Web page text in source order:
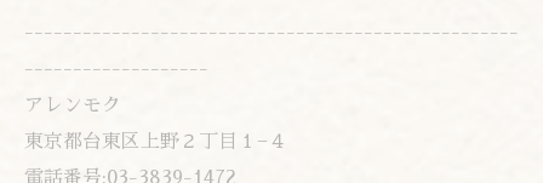
---------------------------------------------------
-------------------
アレンモク
東京都台東区上野２丁目１−４
電話番号:03-3839-1472